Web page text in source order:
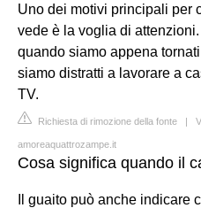
Uno dei motivi principali per
vede è la voglia di
quando siamo appena
siamo distratti a lavorare a
TV.
Richiesta di rimozione della fonte |
amoreaquattrozampe.it
Cosa significa quando il
Il guaito può anche indicare